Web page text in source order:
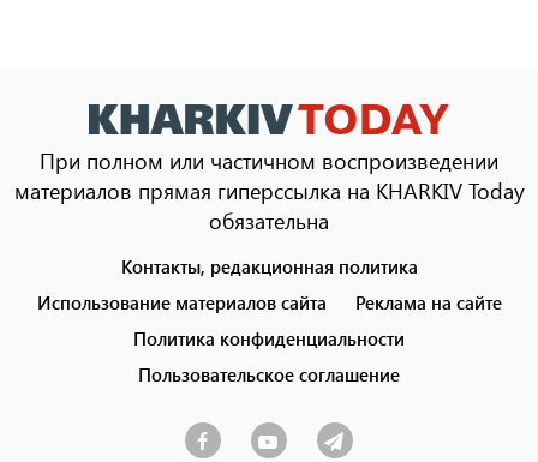
При полном или частичном воспроизведении
материалов прямая гиперссылка на KHARKIV Today
обязательна
menu
Контакты, редакционная политика
Использование материалов сайта
Реклама на сайте
Политика конфиденциальности
Пользовательское соглашение